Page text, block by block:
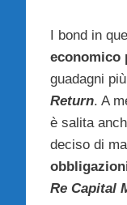
I bond in
economico
guadagni
Return. A
è salita
deciso di
Re Capital